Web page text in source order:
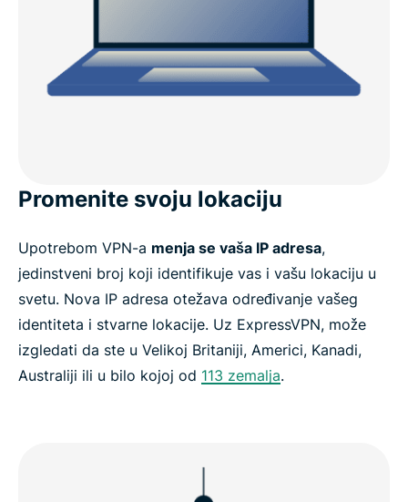
Promenite svoju lokaciju
Upotrebom VPN-a menja se vaša IP adresa,
jedinstveni broj koji identifikuje vas i vašu lokaciju u
svetu. Nova IP adresa otežava određivanje vašeg
identiteta i stvarne lokacije. Uz ExpressVPN, može
izgledati da ste u Velikoj Britaniji, Americi, Kanadi,
Australiji ili u bilo kojoj od 113 zemalja.